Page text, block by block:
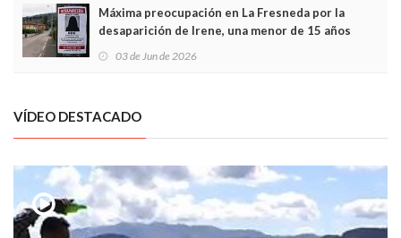
Máxima preocupación en La Fresneda por la
desaparición de Irene, una menor de 15 años
03 de Jun de 2026
VÍDEO DESTACADO